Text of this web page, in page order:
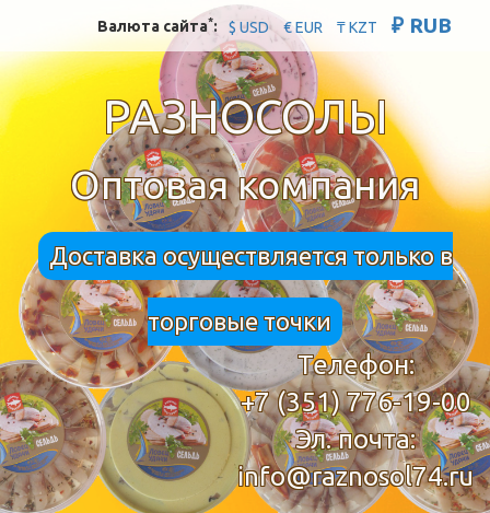
$ USD € EUR ₸ KZT ₽ RUB
Валюта сайта*:
РАЗНОСОЛЫ
Оптовая компания
Доставка осуществляется только в
торговые точки
Телефон:
+7 (351) 776-19-00
Эл. почта:
info@raznosol74.ru